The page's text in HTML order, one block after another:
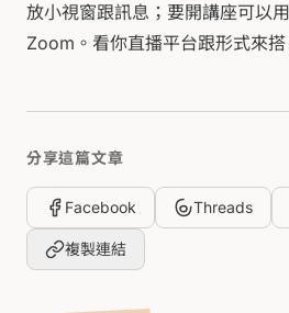
放小視窗跟訊息；要開講座可以
Zoom。看你直播平台跟形式來搭
分享這篇文章
Facebook Threads
複製連結